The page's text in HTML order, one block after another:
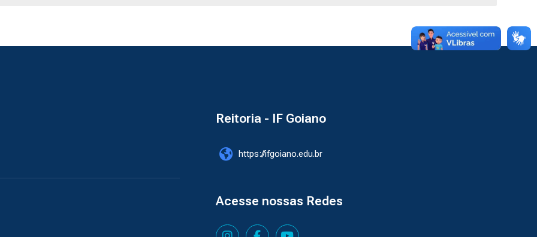
Reitoria - IF Goiano
https://ifgoiano.edu.br
Acesse nossas Redes